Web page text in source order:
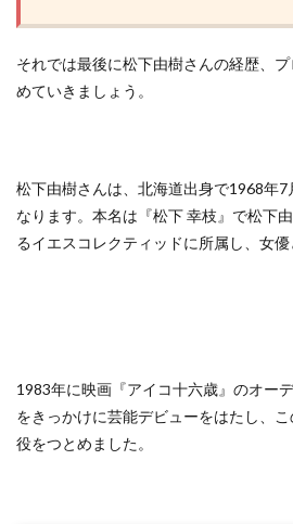
それでは最後に松下由樹さんの経歴、
めていきましょう。
松下由樹さんは、北海道出身で1968年
なります。本名は『松下 幸枝』で松下
るイエスコレクティッドに所属し、女優
1983年に映画『アイコ十六歳』のオー
をきっかけに芸能デビューをはたし、
役をつとめました。